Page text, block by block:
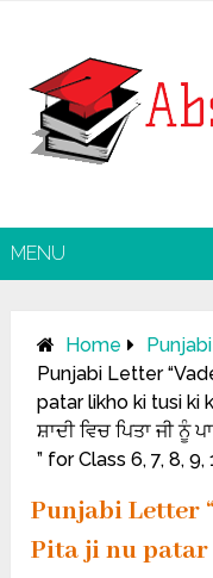
MENU
Home
Punjabi Letter
patar likho ki tusi ki
ਸ਼ਾਦੀ ਵਿਚ ਪਿਤਾ ਜੀ ਨੂੰ
” for Class 6, 7, 8,
Punjabi Letter
Pita ji nu